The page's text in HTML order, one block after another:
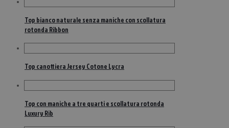
Top bianco naturale senza maniche con scollatura
rotonda Ribbon
Top canottiera Jersey Cotone Lycra
Top con maniche a tre quarti e scollatura rotonda
Luxury Rib